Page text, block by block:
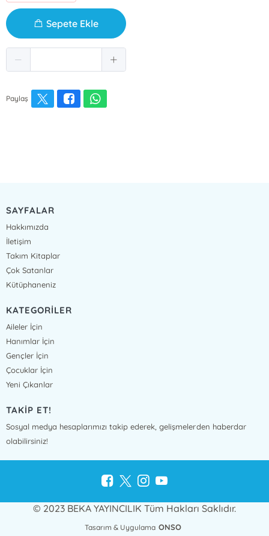
Sepete Ekle
Paylaş
SAYFALAR
Hakkımızda
İletişim
Takım Kitaplar
Çok Satanlar
Kütüphaneniz
KATEGORİLER
Aileler İçin
Hanımlar İçin
Gençler İçin
Çocuklar İçin
Yeni Çıkanlar
TAKİP ET!
Sosyal medya hesaplarımızı takip ederek, gelişmelerden haberdar
olabilirsiniz!
© 2023 BEKA YAYINCILIK Tüm Hakları Saklıdır.
Tasarım & Uygulama ONSO